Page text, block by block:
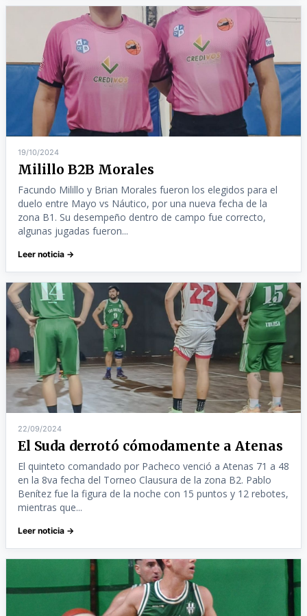
19/10/2024
Milillo B2B Morales
Facundo Milillo y Brian Morales fueron los elegidos para el
duelo entre Mayo vs Náutico, por una nueva fecha de la
zona B1. Su desempeño dentro de campo fue correcto,
algunas jugadas fueron...
Leer noticia →
22/09/2024
El Suda derrotó cómodamente a Atenas
El quinteto comandado por Pacheco venció a Atenas 71 a 48
en la 8va fecha del Torneo Clausura de la zona B2. Pablo
Benítez fue la figura de la noche con 15 puntos y 12 rebotes,
mientras que...
Leer noticia →